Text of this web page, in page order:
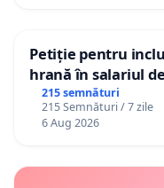
Petiție pentru
hrană în salariul
gradațiilor de
personali
215 semnături
215 Semnături / 7 zile
6 Aug 2026